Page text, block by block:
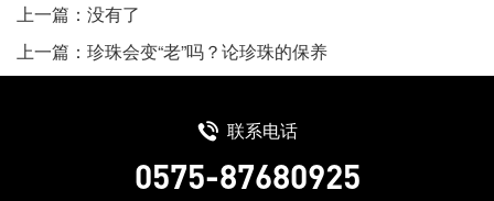
上一篇：没有了
上一篇：珍珠会变“老”吗？论珍珠的保养
联系电话
0575-87680925